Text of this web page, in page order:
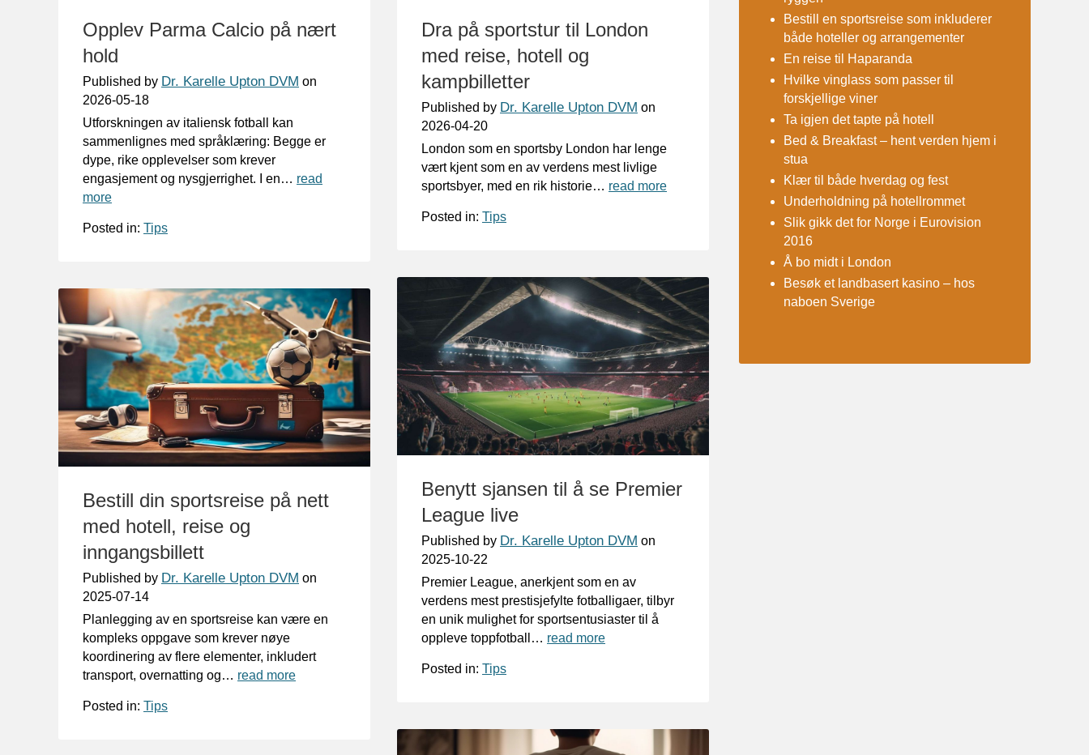
Opplev Parma Calcio på nært
hold
Published by Dr. Karelle Upton DVM on
2026-05-18
Utforskningen av italiensk fotball kan
sammenlignes med språklæring: Begge er
dype, rike opplevelser som krever
engasjement og nysgjerrighet. I en… read
more
Posted in: Tips
Dra på sportstur til London
med reise, hotell og
kampbilletter
Published by Dr. Karelle Upton DVM on
2026-04-20
London som en sportsby London har lenge
vært kjent som en av verdens mest livlige
sportsbyer, med en rik historie… read more
Posted in: Tips
Benytt sjansen til å se Premier
League live
Published by Dr. Karelle Upton DVM on
2025-10-22
Premier League, anerkjent som en av
verdens mest prestisjefylte fotballigaer, tilbyr
en unik mulighet for sportsentusiaster til å
oppleve toppfotball… read more
Posted in: Tips
Bestill din sportsreise på nett
med hotell, reise og
inngangsbillett
Published by Dr. Karelle Upton DVM on
2025-07-14
Planlegging av en sportsreise kan være en
kompleks oppgave som krever nøye
koordinering av flere elementer, inkludert
transport, overnatting og… read more
Posted in: Tips
Bestill en sportsreise som inkluderer
både hoteller og arrangementer
En reise til Haparanda
Hvilke vinglass som passer til
forskjellige viner
Ta igjen det tapte på hotell
Bed & Breakfast – hent verden hjem i
stua
Klær til både hverdag og fest
Underholdning på hotellrommet
Slik gikk det for Norge i Eurovision
2016
Å bo midt i London
Besøk et landbasert kasino – hos
naboen Sverige